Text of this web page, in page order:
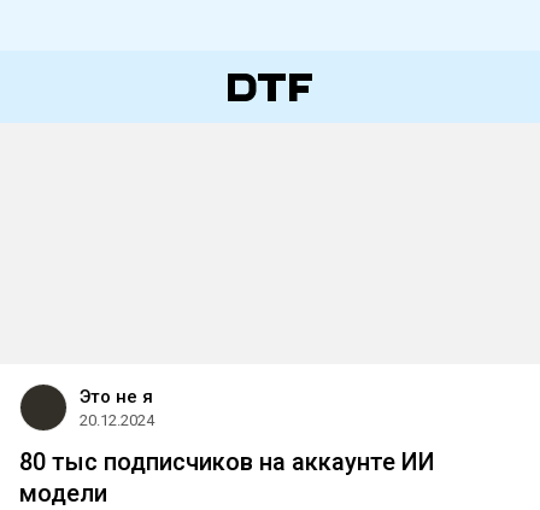
Это не я
20.12.2024
80 тыс подписчиков на аккаунте ИИ
модели